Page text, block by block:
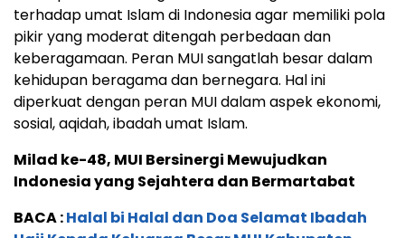
terhadap umat Islam di Indonesia agar memiliki pola
pikir yang moderat ditengah perbedaan dan
keberagamaan. Peran MUI sangatlah besar dalam
kehidupan beragama dan bernegara. Hal ini
diperkuat dengan peran MUI dalam aspek ekonomi,
sosial, aqidah, ibadah umat Islam.
Milad ke-48, MUI Bersinergi Mewujudkan
Indonesia yang Sejahtera dan Bermartabat
BACA :Halal bi Halal dan Doa Selamat Ibadah